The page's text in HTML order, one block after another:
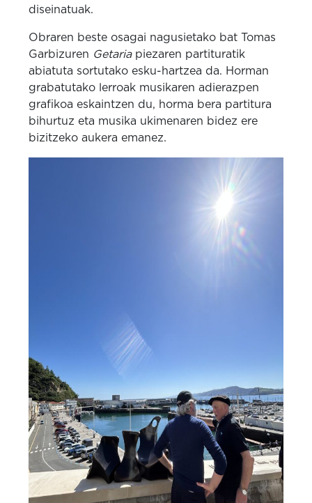
diseinatuak.
Obraren beste osagai nagusietako bat Tomas
Garbizuren Getariapiezaren partituratik
abiatuta sortutako esku-hartzea da. Horman
grabatutako lerroak musikaren adierazpen
grafikoa eskaintzen du, horma bera partitura
bihurtuz eta musika ukimenaren bidez ere
bizitzeko aukera emanez.